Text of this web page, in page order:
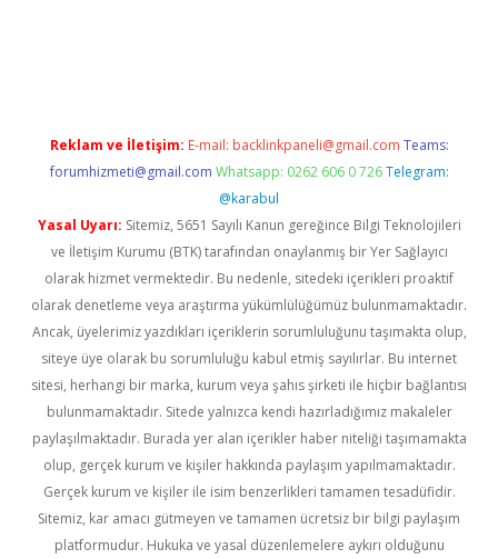
Reklam ve İletişim: E-mail: backlinkpaneli@gmail.com Teams:
forumhizmeti@gmail.com Whatsapp: 0262 606 0 726 Telegram:
@karabul
Yasal Uyarı: Sitemiz, 5651 Sayılı Kanun gereğince Bilgi Teknolojileri
ve İletişim Kurumu (BTK) tarafından onaylanmış bir Yer Sağlayıcı
olarak hizmet vermektedir. Bu nedenle, sitedeki içerikleri proaktif
olarak denetleme veya araştırma yükümlülüğümüz bulunmamaktadır.
Ancak, üyelerimiz yazdıkları içeriklerin sorumluluğunu taşımakta olup,
siteye üye olarak bu sorumluluğu kabul etmiş sayılırlar. Bu internet
sitesi, herhangi bir marka, kurum veya şahıs şirketi ile hiçbir bağlantısı
bulunmamaktadır. Sitede yalnızca kendi hazırladığımız makaleler
paylaşılmaktadır. Burada yer alan içerikler haber niteliği taşımamakta
olup, gerçek kurum ve kişiler hakkında paylaşım yapılmamaktadır.
Gerçek kurum ve kişiler ile isim benzerlikleri tamamen tesadüfidir.
Sitemiz, kar amacı gütmeyen ve tamamen ücretsiz bir bilgi paylaşım
platformudur. Hukuka ve yasal düzenlemelere aykırı olduğunu